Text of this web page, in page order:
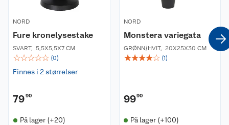
NORD
Fure kronelysestake
SVART, 5,5X5,5X7 CM
☆☆☆☆☆ (0)
Finnes i 2 størrelser
7990
På lager (+20)
NORD
Monstera variegata
GRØNN/HVIT, 20X25X30 CM
☆☆☆☆☆ (1)
9990
På lager (+100)